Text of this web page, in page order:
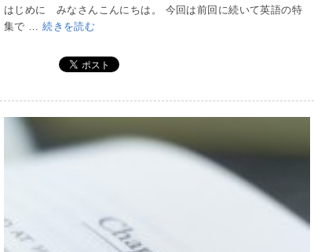
はじめに みなさんこんにちは。 今回は前回に続いて英語の特
集で …続きを読む